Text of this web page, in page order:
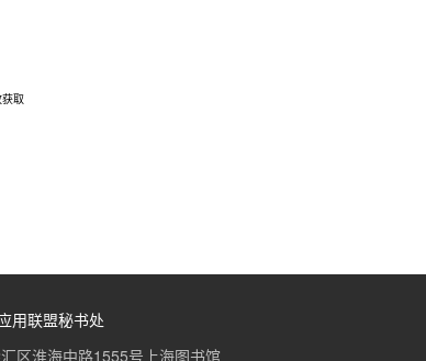
取
用联盟秘书处
汇区淮海中路1555号上海图书馆